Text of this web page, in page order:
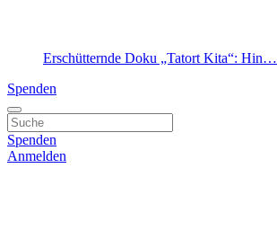
Erschütternde Doku „Tatort Kita“: Hin…
Spenden
Spenden
Anmelden